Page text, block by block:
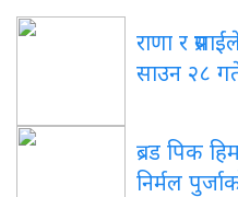
राणा र
साउन २८
ब्रड पिक
निर्मल